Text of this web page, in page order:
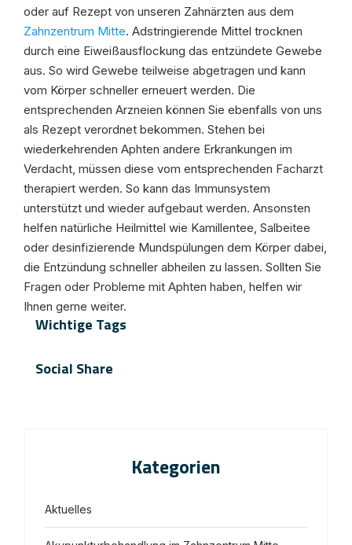
oder auf Rezept von unseren Zahnärzten aus dem
Zahnzentrum Mitte. Adstringierende Mittel trocknen
durch eine Eiweißausflockung das entzündete Gewebe
aus. So wird Gewebe teilweise abgetragen und kann
vom Körper schneller erneuert werden. Die
entsprechenden Arzneien können Sie ebenfalls von uns
als Rezept verordnet bekommen. Stehen bei
wiederkehrenden Aphten andere Erkrankungen im
Verdacht, müssen diese vom entsprechenden Facharzt
therapiert werden. So kann das Immunsystem
unterstützt und wieder aufgebaut werden. Ansonsten
helfen natürliche Heilmittel wie Kamillentee, Salbeitee
oder desinfizierende Mundspülungen dem Körper dabei,
die Entzündung schneller abheilen zu lassen. Sollten Sie
Fragen oder Probleme mit Aphten haben, helfen wir
Ihnen gerne weiter.
Wichtige Tags
Social Share
Kategorien
Aktuelles